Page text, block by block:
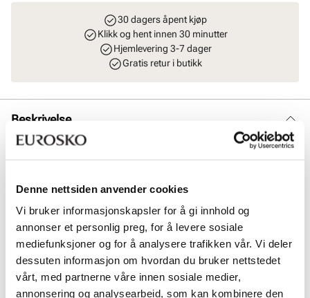
Denne nettsiden anvender cookies
Vi bruker informasjonskapsler for å gi innhold og
annonser et personlig preg, for å levere sosiale
mediefunksjoner og for å analysere trafikken vår. Vi deler
dessuten informasjon om hvordan du bruker nettstedet
vårt, med partnerne våre innen sosiale medier,
annonsering og analysearbeid, som kan kombinere den
30 dagers åpent kjøp
Klikk og hent innen 30 minutter
Hjemlevering 3-7 dager
Gratis retur i butikk
Beskrivelse
Klassisk clutch veske i robust skinn med gulldetaljer fra Stockholm
Design Group. Praktisk og smart på innsiden med flere rom, i tillegg
baksiden. Lukkes enkelt med en trykk/magnet knapp under lokket.
praktisk rem som passer perfekt rundt håndleddet. Mål: L = 20,5 cm
H = 14 cm B = 6 cm.
Art. nr96753406
Lev. art. nr8983